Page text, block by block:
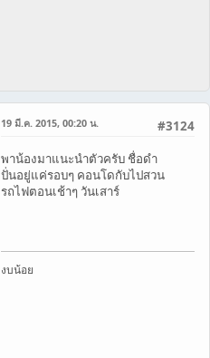
#3124
19 มี.ค. 2015, 00:20 น.
พาน้องมาแนะนำตัวครับ ชื่อดำ
ปั่นอยู่แค่รอบๆ คอนโดกับไปสวน
รถไฟตอนเช้าๆ วันเสาร์
งบน้อย